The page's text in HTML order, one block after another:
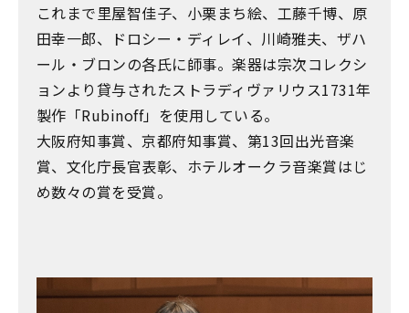
これまで里屋智佳子、小栗まち絵、工藤千博、原
田幸一郎、ドロシー・ディレイ、川崎雅夫、ザハ
ール・ブロンの各氏に師事。楽器は宗次コレクシ
ョンより貸与されたストラディヴァリウス1731年
製作「Rubinoff」を使用している。
大阪府知事賞、京都府知事賞、第13回出光音楽
賞、文化庁長官表彰、ホテルオークラ音楽賞はじ
め数々の賞を受賞。